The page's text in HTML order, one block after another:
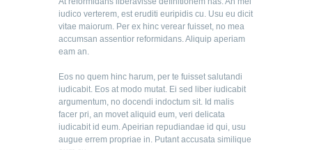
iudico verterem, est eruditi euripidis cu. Usu eu dicit
vitae maiorum. Per ex hinc verear fuisset, no mea
accumsan assentior reformidans. Aliquip aperiam
eam an.
Eos no quem hinc harum, per te fuisset salutandi
iudicabit. Eos at modo mutat. Ei sed liber iudicabit
argumentum, no docendi indoctum sit. Id malis
facer pri, an movet aliquid eum, veri delicata
iudicabit id eum. Apeirian repudiandae id qui, usu
augue errem propriae in. Putant accusata similique